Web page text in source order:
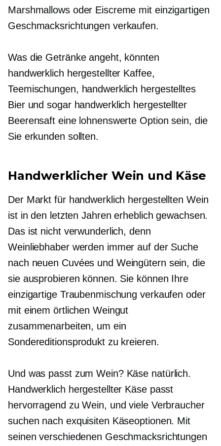
Marshmallows oder Eiscreme mit einzigartigen
Geschmacksrichtungen verkaufen.
Was die Getränke angeht, könnten
handwerklich hergestellter Kaffee,
Teemischungen, handwerklich hergestelltes
Bier und sogar handwerklich hergestellter
Beerensaft eine lohnenswerte Option sein, die
Sie erkunden sollten.
Handwerklicher Wein und Käse
Der Markt für handwerklich hergestellten Wein
ist in den letzten Jahren erheblich gewachsen.
Das ist nicht verwunderlich, denn
Weinliebhaber werden immer auf der Suche
nach neuen Cuvées und Weingütern sein, die
sie ausprobieren können. Sie können Ihre
einzigartige Traubenmischung verkaufen oder
mit einem örtlichen Weingut
zusammenarbeiten, um ein
Sondereditionsprodukt zu kreieren.
Und was passt zum Wein? Käse natürlich.
Handwerklich hergestellter Käse passt
hervorragend zu Wein, und viele Verbraucher
suchen nach exquisiten Käseoptionen. Mit
seinen verschiedenen Geschmacksrichtungen